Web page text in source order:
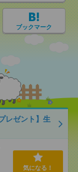
ブックマーク
レゼント】生
気になる！